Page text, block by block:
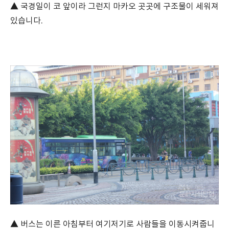
▲ 국경일이 코 앞이라 그런지 마카오 곳곳에 구조물이 세워져
있습니다.
▲ 버스는 이른 아침부터 여기저기로 사람들을 이동시켜줍니